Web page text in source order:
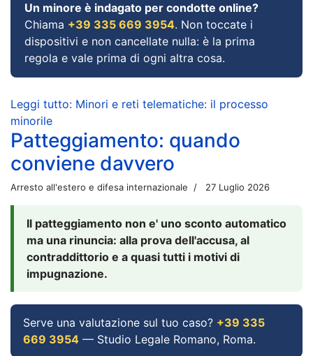
Un minore è indagato per condotte online?
Chiama +39 335 669 3954. Non toccate i
dispositivi e non cancellate nulla: è la prima
regola e vale prima di ogni altra cosa.
Leggi tutto: Minori e reti telematiche: il processo
minorile
Patteggiamento: quando
conviene davvero
Arresto all'estero e difesa internazionale 27 Luglio 2026
Il patteggiamento non e' uno sconto automatico
ma una rinuncia: alla prova dell'accusa, al
contraddittorio e a quasi tutti i motivi di
impugnazione.
Serve una valutazione sul tuo caso? +39 335
669 3954 — Studio Legale Romano, Roma.